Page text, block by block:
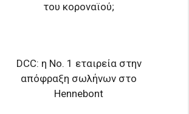
του κοροναϊού;
DCC: η Νο. 1 εταιρεία στην
απόφραξη σωλήνων στο
Hennebont